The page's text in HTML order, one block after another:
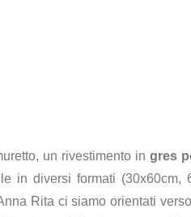
un rivestimento in gres
in diversi formati
Rita ci siamo orientati